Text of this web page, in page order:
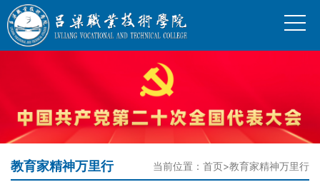
教育家精神万里行 当前位置： 首页>教育家精神万里行